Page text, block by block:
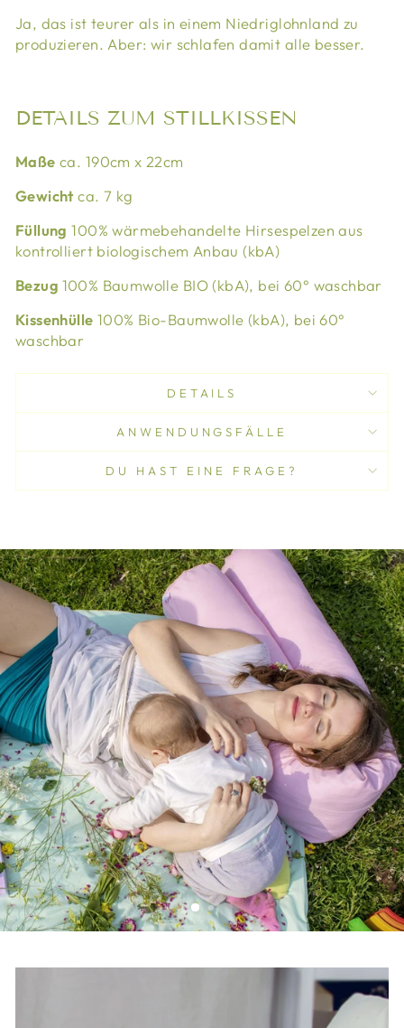
Ja, das ist teurer als in einem Niedriglohnland zu
produzieren. Aber: wir schlafen damit alle besser.
DETAILS ZUM STILLKISSEN
Maße ca. 190cm x 22cm
Gewicht ca. 7 kg
Füllung 100% wärmebehandelte Hirsespelzen aus
kontrolliert biologischem Anbau (kbA)
Bezug 100% Baumwolle BIO (kbA), bei 60° waschbar
Kissenhülle 100% Bio-Baumwolle (kbA), bei 60°
waschbar
DETAILS
ANWENDUNGSFÄLLE
DU HAST EINE FRAGE?